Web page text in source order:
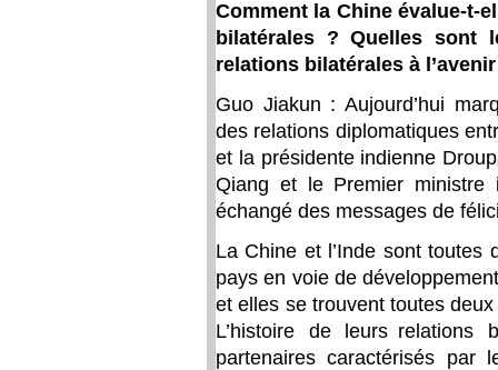
Comment la Chine évalue-t-
bilatérales ? Quelles sont
relations bilatérales à
Guo Jiakun : Aujourd’hui
des relations diplomatiques
et la présidente indienne
Qiang et le Premier ministre
échangé des messages de
La Chine et l’Inde sont toutes
pays en voie de
et elles se trouvent toutes
L’histoire de leurs relations
partenaires caractérisés